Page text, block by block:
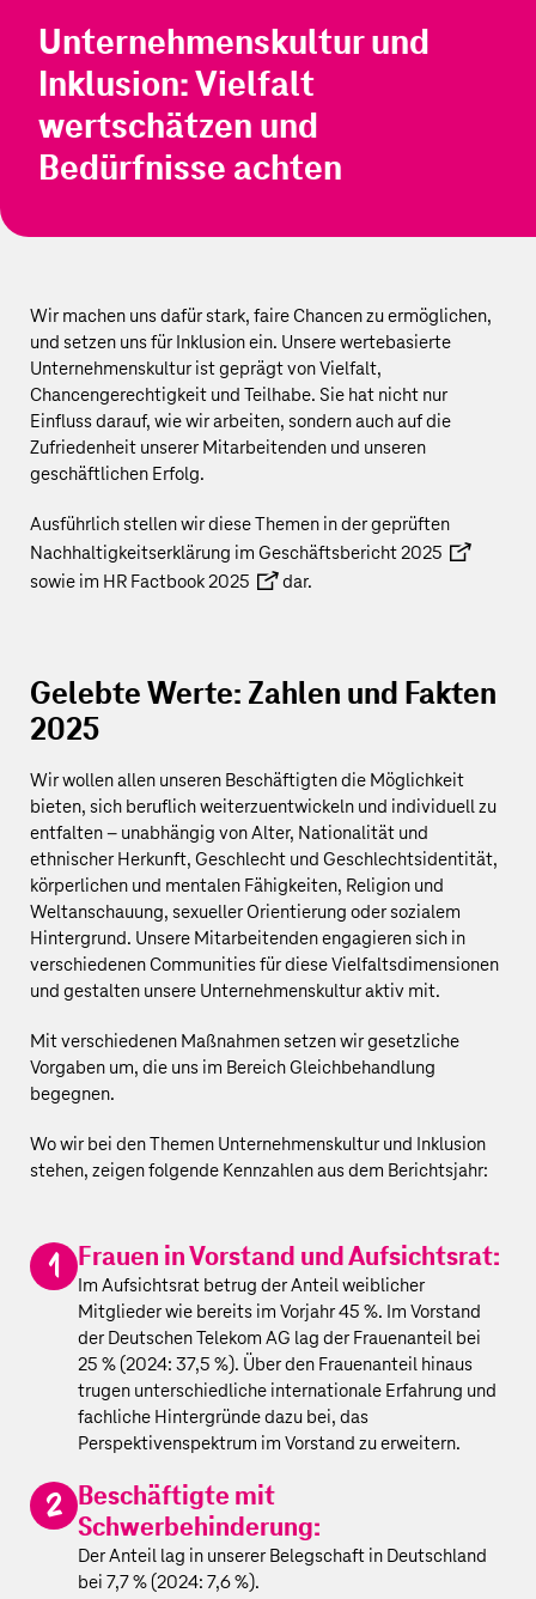
Unternehmenskultur und
Inklusion: Vielfalt
wertschätzen und
Bedürfnisse achten
Wir machen uns dafür stark, faire Chancen zu ermöglichen,
und setzen uns für Inklusion ein. Unsere wertebasierte
Unternehmenskultur ist geprägt von Vielfalt,
Chancengerechtigkeit und Teilhabe. Sie hat nicht nur
Einfluss darauf, wie wir arbeiten, sondern auch auf die
Zufriedenheit unserer Mitarbeitenden und unseren
geschäftlichen Erfolg.
Ausführlich stellen wir diese Themen in der geprüften
Nachhaltigkeitserklärung im Geschäftsbericht 2025
sowie im HR Factbook 2025 dar.
Gelebte Werte: Zahlen und Fakten
2025
Wir wollen allen unseren Beschäftigten die Möglichkeit
bieten, sich beruflich weiterzuentwickeln und individuell zu
entfalten – unabhängig von Alter, Nationalität und
ethnischer Herkunft, Geschlecht und Geschlechtsidentität,
körperlichen und mentalen Fähigkeiten, Religion und
Weltanschauung, sexueller Orientierung oder sozialem
Hintergrund. Unsere Mitarbeitenden engagieren sich in
verschiedenen Communities für diese Vielfaltsdimensionen
und gestalten unsere Unternehmenskultur aktiv mit.
Mit verschiedenen Maßnahmen setzen wir gesetzliche
Vorgaben um, die uns im Bereich Gleichbehandlung
begegnen.
Wo wir bei den Themen Unternehmenskultur und Inklusion
stehen, zeigen folgende Kennzahlen aus dem Berichtsjahr:
Frauen in Vorstand und Aufsichtsrat:
Im Aufsichtsrat betrug der Anteil weiblicher
Mitglieder wie bereits im Vorjahr 45 %. Im Vorstand
der Deutschen Telekom AG lag der Frauenanteil bei
25 % (2024: 37,5 %). Über den Frauenanteil hinaus
trugen unterschiedliche internationale Erfahrung und
fachliche Hintergründe dazu bei, das
Perspektivenspektrum im Vorstand zu erweitern.
Beschäftigte mit
Schwerbehinderung:
Der Anteil lag in unserer Belegschaft in Deutschland
bei 7,7 % (2024: 7,6 %).